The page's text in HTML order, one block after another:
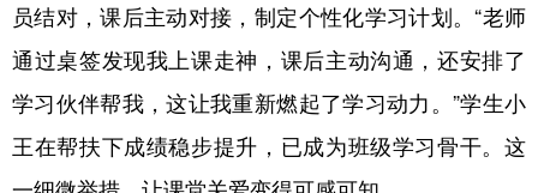
多语种频道
English Español Français عربى
Русский язык 日本語 한국어
员结对，课后主动对接，制定个性化学习计划。“老师
通过桌签发现我上课走神，课后主动沟通，还安排了
学习伙伴帮我，这让我重新燃起了学习动力。”学生小
王在帮扶下成绩稳步提升，已成为班级学习骨干。这